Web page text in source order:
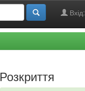
Вхід:
Розкриття